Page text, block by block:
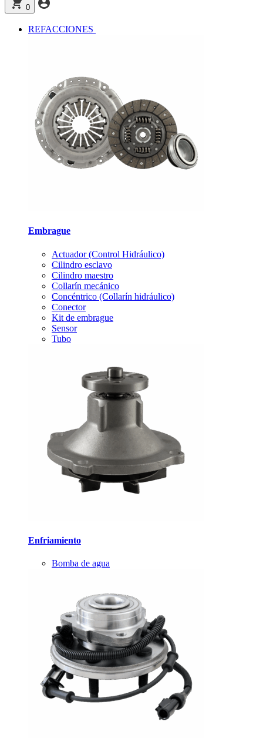
0
REFACCIONES
Embrague
Actuador (Control Hidráulico)
Cilindro esclavo
Cilindro maestro
Collarín mecánico
Concéntrico (Collarín hidráulico)
Conector
Kit de embrague
Sensor
Tubo
Enfriamiento
Bomba de agua